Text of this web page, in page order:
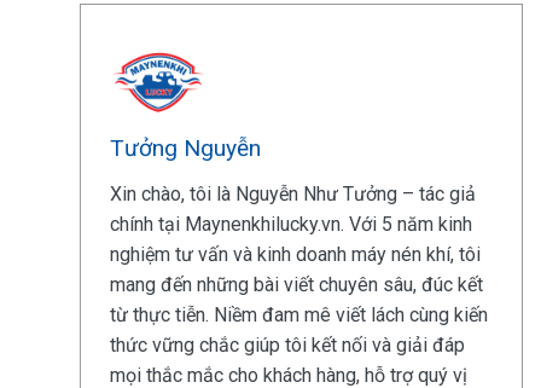
Tưởng Nguyễn
Xin chào, tôi là Nguyễn Như Tưởng – tác giả
chính tại Maynenkhilucky.vn. Với 5 năm kinh
nghiệm tư vấn và kinh doanh máy nén khí, tôi
mang đến những bài viết chuyên sâu, đúc kết
từ thực tiễn. Niềm đam mê viết lách cùng kiến
thức vững chắc giúp tôi kết nối và giải đáp
mọi thắc mắc cho khách hàng, hỗ trợ quý vị